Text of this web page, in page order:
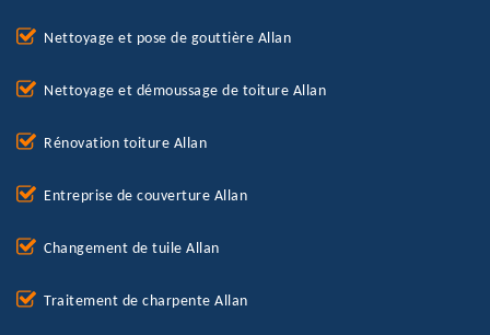
Nettoyage et pose de gouttière Allan
Nettoyage et démoussage de toiture Allan
Rénovation toiture Allan
Entreprise de couverture Allan
Changement de tuile Allan
Traitement de charpente Allan